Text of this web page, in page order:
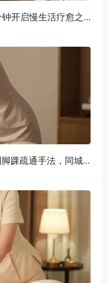
都市疲惫族必看！摩耶SPA按摩上门推拿，30分钟开启慢生活疗愈之旅
腿部经络不通腿先肿？摩耶SPA按摩教您大腿到脚踝疏通手法，同城上门推拿24小时随时约